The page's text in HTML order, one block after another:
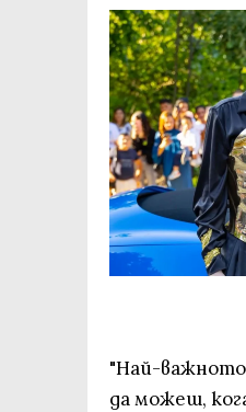
"Най-важното
да можеш,